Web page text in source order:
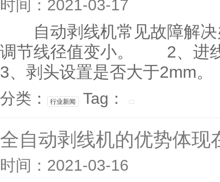
时间：2021-03-17
自动剥线机常见故障解
调节线径值变小。 2、进
3、剥头设置是否大于
分类： 行业新闻 Tag：
全自动剥线机的优势体现
时间：2021-03-16